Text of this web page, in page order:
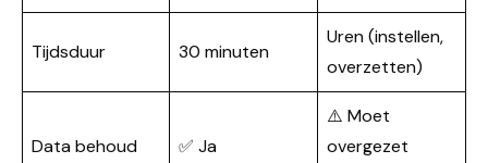
Tijdsduur 30 minuten
Uren (instellen,
overzetten)
Data behoud ✅ Ja
⚠️ Moet
overgezet